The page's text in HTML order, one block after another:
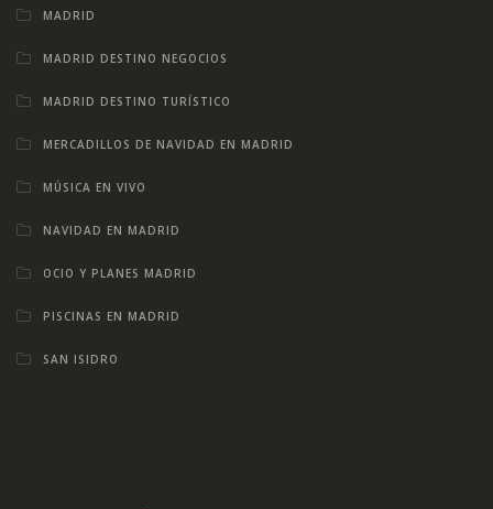
MADRID
MADRID DESTINO NEGOCIOS
MADRID DESTINO TURÍSTICO
MERCADILLOS DE NAVIDAD EN MADRID
MÚSICA EN VIVO
NAVIDAD EN MADRID
OCIO Y PLANES MADRID
PISCINAS EN MADRID
SAN ISIDRO